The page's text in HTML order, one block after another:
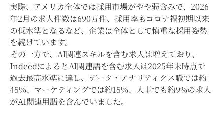
実際、アメリカ全体では採用市場がやや弱含みで、2026
年2月の求人件数は690万件、採用率もコロナ禍初期以来
の低水準となるなど、企業は全体として慎重な採用姿勢
を続けています。
その一方で、AI関連スキルを含む求人は増えており、
IndeedによるとAI関連語を含む求人は2025年末時点で
過去最高水準に達し、データ・アナリティクス職では約
45%、マーケティングでは約15%、人事でも約9%の求人
がAI関連用語を含んでいました。